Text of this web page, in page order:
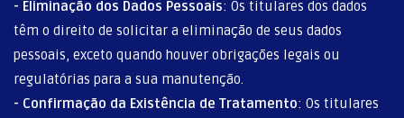
- Eliminação dos Dados Pessoais: Os titulares dos dados
têm o direito de solicitar a eliminação de seus dados
pessoais, exceto quando houver obrigações legais ou
regulatórias para a sua manutenção.
- Confirmação da Existência de Tratamento: Os titulares